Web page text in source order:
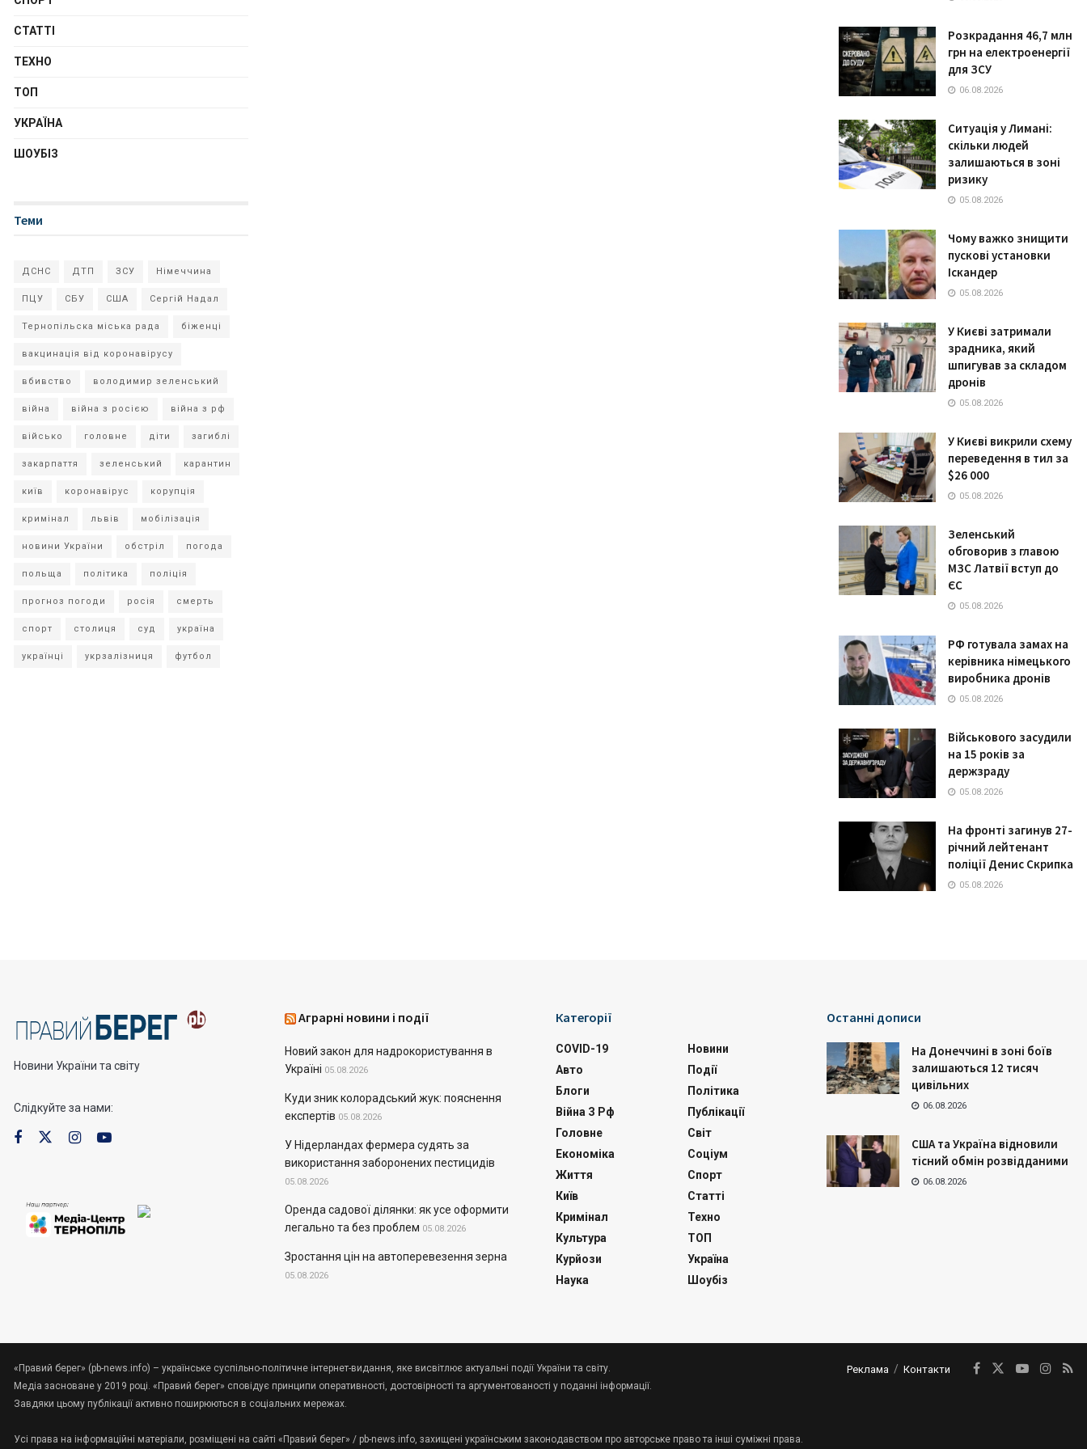
СТАТТІ
ТЕХНО
ТОП
УКРАЇНА
ШОУБІЗ
Теми
ДСНС ДТП ЗСУ Німеччина
ПЦУ СБУ США Сергій Надал
Тернопільска міська рада біженці
вакцинація від коронавірусу
вбивство володимир зеленський
війна війна з росією війна з рф
військо головне діти загиблі
закарпаття зеленський карантин
київ коронавірус корупція
кримінал львів мобілізація
новини України обстріл погода
польща політика поліція
прогноз погоди росія смерть
спорт столиця суд україна
українці укрзалізниця футбол
Розкрадання 46,7 млн
грн на електроенергії
для ЗСУ
06.08.2026
Ситуація у Лимані:
скільки людей
залишаються в зоні
ризику
05.08.2026
Чому важко знищити
пускові установки
Іскандер
05.08.2026
У Києві затримали
зрадника, який
шпигував за складом
дронів
05.08.2026
У Києві викрили схему
переведення в тил за
$26 000
05.08.2026
Зеленський
обговорив з главою
МЗС Латвії вступ до
ЄС
05.08.2026
РФ готувала замах на
керівника німецького
виробника дронів
05.08.2026
Військового засудили
на 15 років за
держзраду
05.08.2026
На фронті загинув 27-
річний лейтенант
поліції Денис Скрипка
05.08.2026
Новини України та світу
Слідкуйте за нами:
Аграрні новини і події
Новий закон для надрокористування в
Україні 05.08.2026
Куди зник колорадський жук: пояснення
експертів 05.08.2026
У Нідерландах фермера судять за
використання заборонених пестицидів
05.08.2026
Оренда садової ділянки: як усе оформити
легально та без проблем 05.08.2026
Зростання цін на автоперевезення зерна
05.08.2026
Категорії
COVID-19
Авто
Блоги
Війна З Рф
Головне
Економіка
Життя
Київ
Кримінал
Культура
Курйози
Наука
Новини
Події
Політика
Публікації
Світ
Соціум
Спорт
Статті
Техно
ТОП
Україна
Шоубіз
Останні дописи
На Донеччині в зоні боїв
залишаються 12 тисяч
цивільних
06.08.2026
США та Україна відновили
тісний обмін розвідданими
06.08.2026
Реклама Контакти
«Правий берег» (pb-news.info) – українське суспільно-політичне інтернет-видання, яке висвітлює актуальні події України та світу.
Медіа засноване у 2019 році. «Правий берег» сповідує принципи оперативності, достовірності та аргументованості у поданні інформації.
Завдяки цьому публікації активно поширюються в соціальних мережах.
Усі права на інформаційні матеріали, розміщені на сайті «Правий берег» / pb-news.info, захищені українським законодавством про авторське право та інші суміжні права.